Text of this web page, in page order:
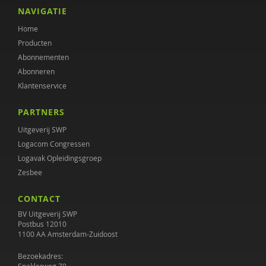
Hans Kroon
Griet Lauwers
Dr. Lies Korevaar
Marianne van de Linde
Christien Muusse
Marieke Nijmanting
Heico Oosting
Ewout Openneer
Peter Oud
NAVIGATIE
Home
Producten
Abonnementen
Abonneren
Klantenservice
PARTNERS
Uitgeverij SWP
Logacom Congressen
Logavak Opleidingsgroep
Zesbee
CONTACT
BV Uitgeverij SWP
Postbus 12010
1100 AA Amsterdam-Zuidoost
Bezoekadres: